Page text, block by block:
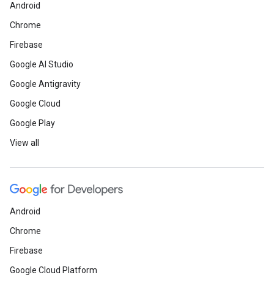
Android
Chrome
Firebase
Google AI Studio
Google Antigravity
Google Cloud
Google Play
View all
Android
Chrome
Firebase
Google Cloud Platform